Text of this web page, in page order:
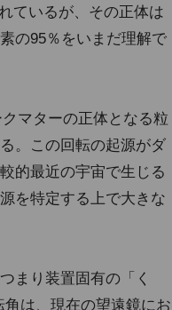
ているが、その正体は
の95％をいまだ理解で
マターの正体となる粒
。この回転の起源がダ
的最近の宇宙で生じる
を特定する上で大きな
まり装置固有の「く
は、現在の望遠鏡にお